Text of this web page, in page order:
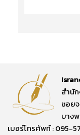
สำนัก
ซอย
บาง
เบอร์โทรศัพท์ : 095-